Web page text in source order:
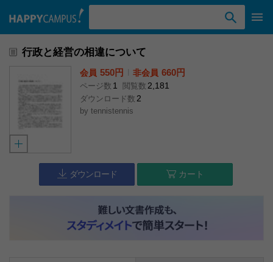
行政と経営の相違について
会員 550円 非会員 660円
ページ数 1 閲覧数 2,181
ダウンロード数 2
by tennistennis
ダウンロード カート